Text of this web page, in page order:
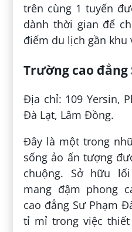
trên cùng 1 tuyến
dành thời gian để
điểm du lịch gần khu
Trường cao
Địa chỉ: 109 Yersin,
Đà Lạt, Lâm Đồng.
Đây là một trong
sống ảo ấn tượng
chuộng. Sở hữu
mang đậm phong
cao đẳng Sư Phạm
tỉ mỉ trong việc